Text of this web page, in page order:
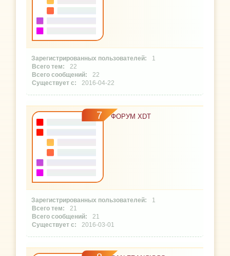
1
22
22
2016-04-22
7 ФОРУМ XDT
1
21
21
2016-03-01